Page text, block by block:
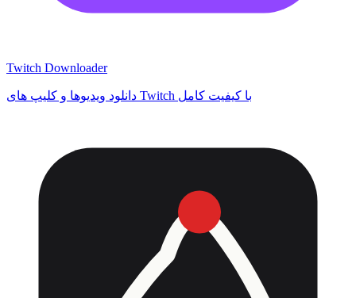
Twitch Downloader
دانلود ویدیوها و کلیپ های Twitch با کیفیت کامل